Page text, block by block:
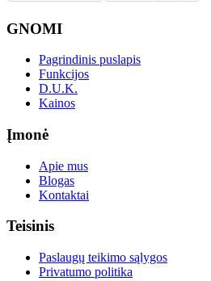
GNOMI
Pagrindinis puslapis
Funkcijos
D.U.K.
Kainos
Įmonė
Apie mus
Blogas
Kontaktai
Teisinis
Paslaugų teikimo sąlygos
Privatumo politika